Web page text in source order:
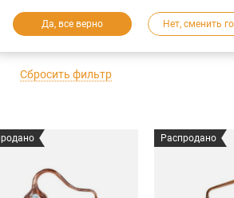
Да, все верно Нет, сменить
Сбросить фильтр
Распродано